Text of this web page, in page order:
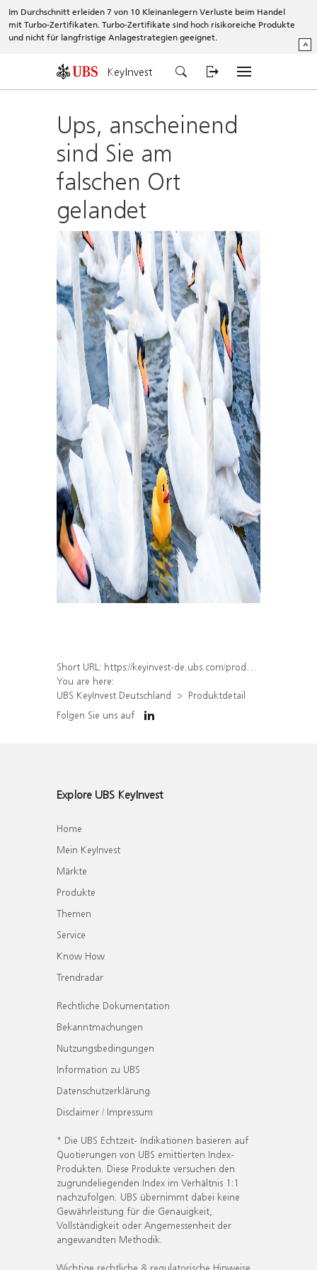
Im Durchschnitt erleiden 7 von 10 Kleinanlegern Verluste beim Handel
mit Turbo-Zertifikaten. Turbo-Zertifikate sind hoch risikoreiche Produkte
und nicht für langfristige Anlagestrategien geeignet.
^
KeyInvest
Ups, anscheinend
sind Sie am
falschen Ort
gelandet
Short URL: https://keyinvest-de.ubs.com/produkt/detail/index/isin/DE000WA7YFP3
You are here:
UBS KeyInvest Deutschland
Produktdetail
Folgen Sie uns auf
Explore UBS KeyInvest
Home
Mein KeyInvest
Märkte
Produkte
Themen
Service
Know How
Trendradar
Rechtliche Dokumentation
Bekanntmachungen
Nutzungsbedingungen
Information zu UBS
Datenschutzerklärung
Disclaimer / Impressum
* Die UBS Echtzeit- Indikationen basieren auf
Quotierungen von UBS emittierten Index-
Produkten. Diese Produkte versuchen den
zugrundeliegenden Index im Verhältnis 1:1
nachzufolgen. UBS übernimmt dabei keine
Gewährleistung für die Genauigkeit,
Vollständigkeit oder Angemessenheit der
angewandten Methodik.